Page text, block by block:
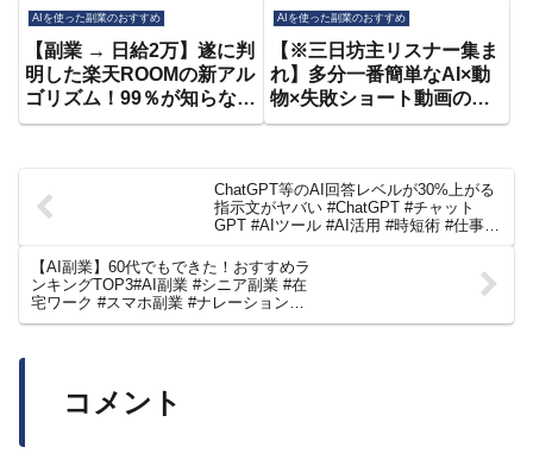
なしでできる】
AIを使った副業のおすすめ
【副業 → 日給2万】遂に判
明した楽天ROOMの新アル
ゴリズム！99％が知らな
い“新評価基準”を使った収
【AI ChatGPT 在宅ワー
ク フリーランス】
AIを使った副業のおすすめ
【※三日坊主リスナー集ま
れ】多分一番簡単なAI×動
物×失敗ショート動画の作
り方を全公開｜50代主婦が
ChatGPT】
ChatGPT等のAI回答レベルが30%上がる
指示文がヤバい #ChatGPT #チャット
GPT #AIツール #AI活用 #時短術 #仕事術
【AI副業】60代でもできた！おすすめラ
ンキングTOP3#AI副業 #シニア副業 #在
宅ワーク #スマホ副業 #ナレーション動
画 #文章リライト #画像生成 #老後の暮ら
コメント